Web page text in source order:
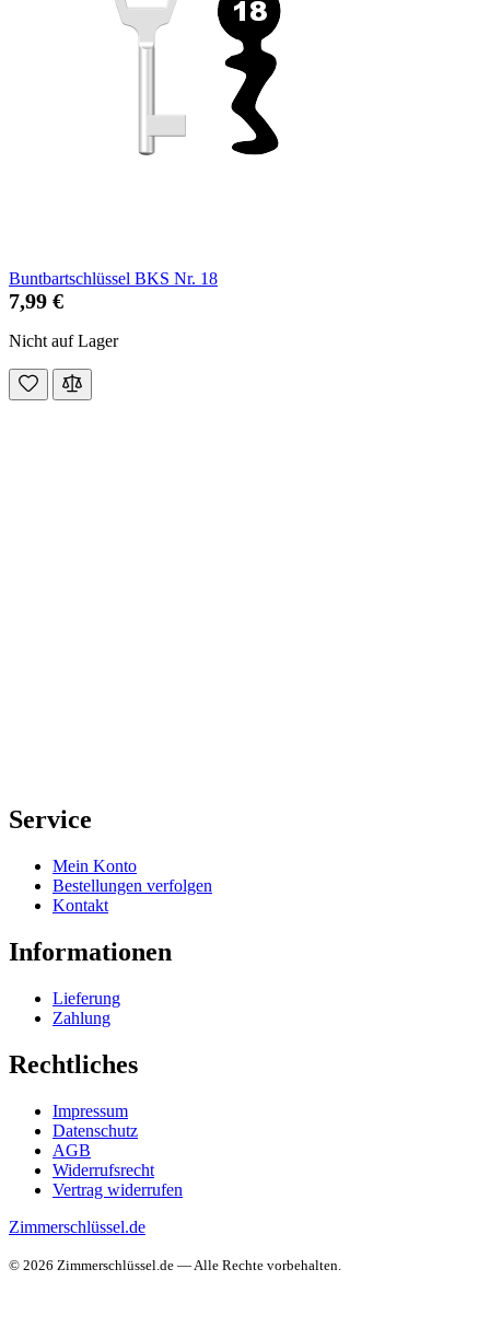
Buntbartschlüssel BKS Nr. 18
7,99 €
Nicht auf Lager
Service
Mein Konto
Bestellungen verfolgen
Kontakt
Informationen
Lieferung
Zahlung
Rechtliches
Impressum
Datenschutz
AGB
Widerrufsrecht
Vertrag widerrufen
Zimmerschlüssel.de
© 2026 Zimmerschlüssel.de — Alle Rechte vorbehalten.